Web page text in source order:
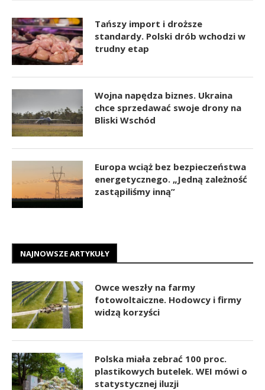
Tańszy import i droższe
standardy. Polski drób wchodzi w
trudny etap
Wojna napędza biznes. Ukraina
chce sprzedawać swoje drony na
Bliski Wschód
Europa wciąż bez bezpieczeństwa
energetycznego. „Jedną zależność
zastąpiliśmy inną”
NAJNOWSZE ARTYKUŁY
Owce weszły na farmy
fotowoltaiczne. Hodowcy i firmy
widzą korzyści
Polska miała zebrać 100 proc.
plastikowych butelek. WEI mówi o
statystycznej iluzji